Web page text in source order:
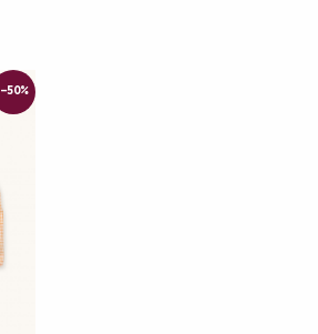
-50%